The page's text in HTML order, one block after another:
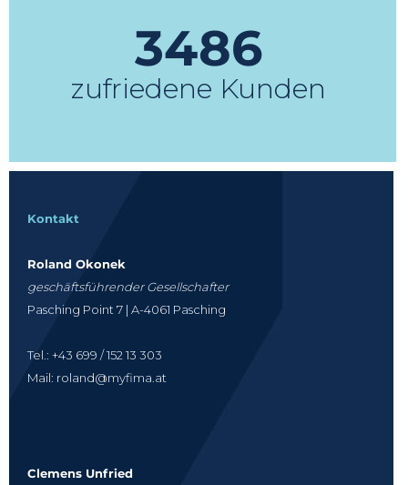
3497
zufriedene Kunden
Kontakt
Roland Okonek
geschäftsführender Gesellschafter
Pasching Point 7 | A-4061 Pasching
Tel.: +43 699 / 152 13 303
Mail: roland@myfima.at
Clemens Unfried